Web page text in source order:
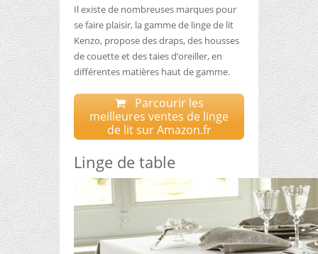
Il existe de nombreuses marques pour
se faire plaisir, la gamme de linge de lit
Kenzo, propose des draps, des housses
de couette et des taies d’oreiller, en
différentes matières haut de gamme.
Parcourir les
meilleures ventes de linge
de lit sur Amazon.fr
Linge de table